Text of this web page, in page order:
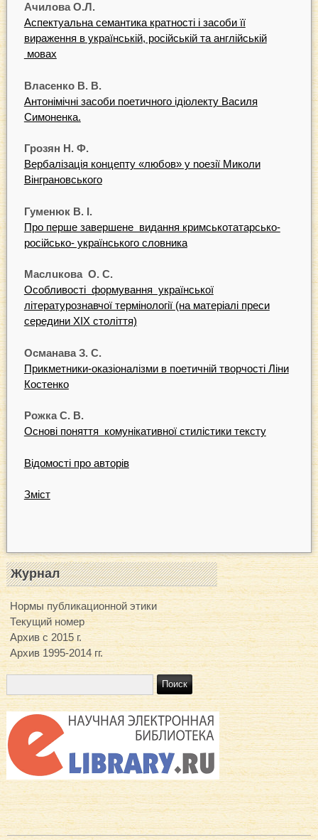
Ачилова О.Л.
Аспектуальна семантика кратностi i засоби її
вираження в українськiй, росiйськiй та англiйськiй
мовах
Власенко В. В.
Антонiмiчнi засоби поетичного iдiолекту Василя
Симоненка.
Грозян Н. Ф.
Вербалiзацiя концепту «любов» у noeзiї Миколи
Вiнграновського
Гуменюк В. І.
Про перше завершене видання кримськотатарсько-
росiйсько- українського словника
Маcлuкoвa О. С.
Особливостi формування української
лiтературознавчої термiнології (на матерiалi преси
середини XIX столiття)
Османава З. С.
Прикметники-оказiоналiзми в поетичнiй творчостi Лiни
Костенко
Рожка С. В.
Основi поняття комунiкативної стилiстики тексту
Вiдомостi про авторiв
Змiст
Журнал
Нормы публикационной этики
Текущий номер
Архив с 2015 г.
Архив 1995-2014 гг.